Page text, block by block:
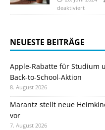
deaktiviert
NEUESTE BEITRÄGE
Apple-Rabatte für Studium
Back-to-School-Aktion
8. August 2026
Marantz stellt neue
vor
7. August 2026